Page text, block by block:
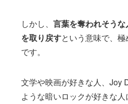
しかし、言葉を奪われそう
を取り戻すという意味で、
です。
文学や映画が好きな人、Joy
ような暗いロックが好きな